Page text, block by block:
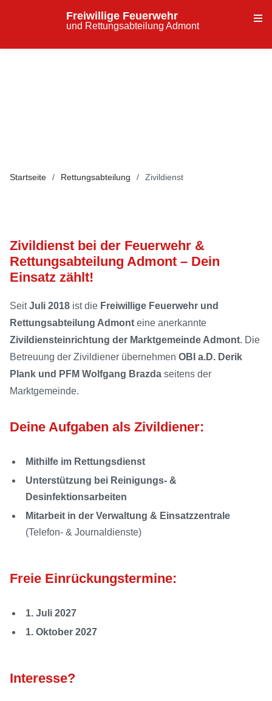
Freiwillige Feuerwehr
und Rettungsabteilung Admont
Startseite Rettungsabteilung Zivildienst
Zivildienst bei der Feuerwehr &
Rettungsabteilung Admont – Dein
Einsatz zählt!
SeitJuli 2018 ist die Freiwillige Feuerwehr und
Rettungsabteilung Admont eine anerkannte
Zivildiensteinrichtung der Marktgemeinde Admont. Die
Betreuung der Zivildiener übernehmen OBI a.D. Derik
Plank und PFM Wolfgang Brazda seitens der
Marktgemeinde.
Deine Aufgaben als Zivildiener:
Mithilfe im Rettungsdienst
Unterstützung bei Reinigungs- &
Desinfektionsarbeiten
Mitarbeit in der Verwaltung & Einsatzzentrale
(Telefon- & Journaldienste)
Freie Einrückungstermine:
1. Juli 2027
1. Oktober 2027
Interesse?